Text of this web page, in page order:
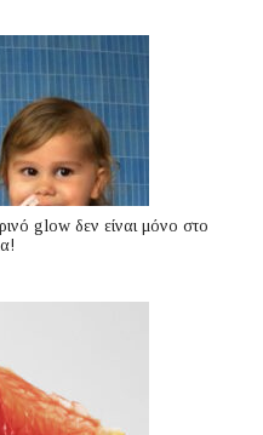
glow δεν είναι μόνο στο